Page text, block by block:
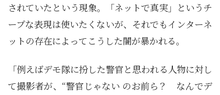
されていたという現象。「ネットで真実」というチ
ープな表現は使いたくないが、それでもインターネ
ットの存在によってこうした闇が暴かれる。
「例えばデモ隊に扮した警官と思われる人物に対し
て撮影者が、“警官じゃない のお前ら？ なんでデ